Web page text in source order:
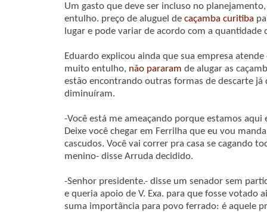
Um gasto que deve ser incluso no
entulho. preço de aluguel de caçamba curitiba
lugar e pode variar de acordo com a quantidade
Eduardo explicou ainda que sua empresa
muito entulho, não pararam de alugar as
estão encontrando outras formas de descarte já
diminuíram.
-Você está me ameaçando porque estamos
Deixe você chegar em Ferrilha que eu vou
cascudos. Você vai correr pra casa se cagando
menino- disse Arruda decidido.
-Senhor presidente.- disse um senador sem
e queria apoio de V. Exa. para que fosse votado
suma importância para povo ferrado: é aquele